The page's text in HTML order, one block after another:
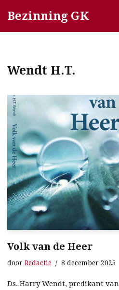
Bezinning GK
Wendt H.T.
Volk van de Heer
door Redactie 8 december 2025
Ds. Harry Wendt, predikant